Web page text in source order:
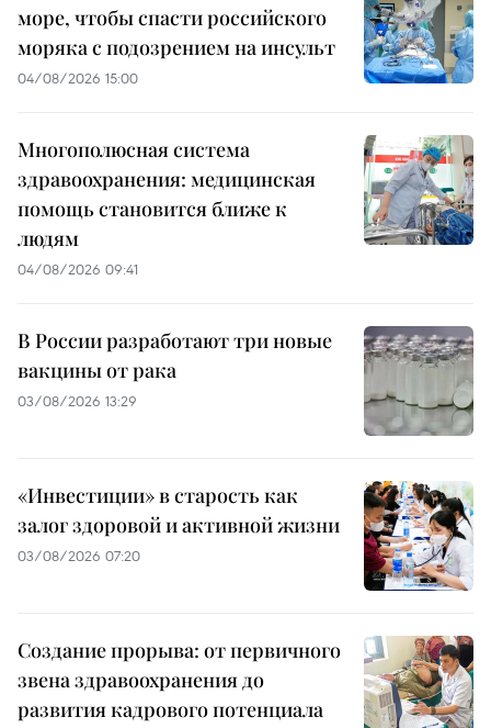
море, чтобы спасти российского
моряка с подозрением на инсульт
04/08/2026 15:00
Многополюсная система
здравоохранения: медицинская
помощь становится ближе к
людям
04/08/2026 09:41
В России разработают три новые
вакцины от рака
03/08/2026 13:29
«Инвестиции» в старость как
залог здоровой и активной жизни
03/08/2026 07:20
Создание прорыва: от первичного
звена здравоохранения до
развития кадрового потенциала